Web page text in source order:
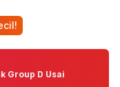
Group D Usai